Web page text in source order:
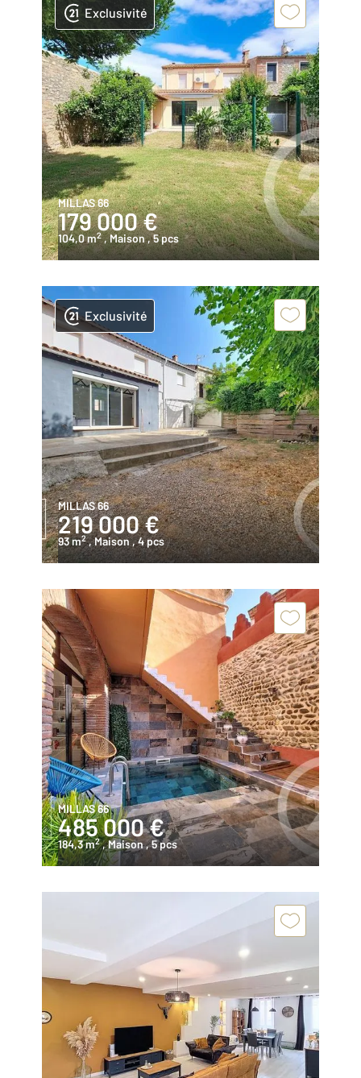
Exclusivité
MILLAS 66
179 000 €
104,0 m2 , Maison, 5 pcs
Exclusivité
MILLAS 66
219 000 €
93 m2 , Maison, 4 pcs
MILLAS 66
485 000 €
184,3 m2 , Maison, 5 pcs